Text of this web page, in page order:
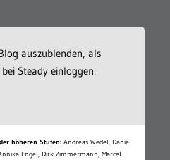
auszublenden, als
Steady einloggen:
höheren Stufen: Andreas Wedel, Daniel
Engel, Dirk Zimmermann, Marcel